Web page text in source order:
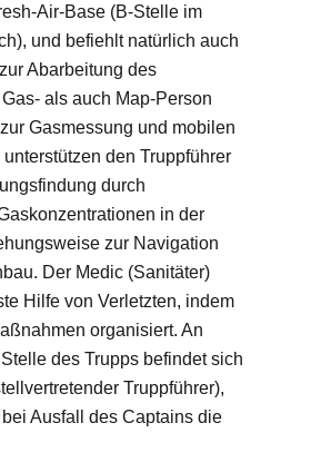
Air-Base (B-Stelle im
und befiehlt natürlich auch
Abarbeitung des
als auch Map-Person
Gasmessung und mobilen
den Truppführer
durch
in der
zur Navigation
Der Medic (Sanitäter)
Hilfe von Verletzten, indem
organisiert. An
des Trupps befindet sich
Truppführer),
Ausfall des Captains die